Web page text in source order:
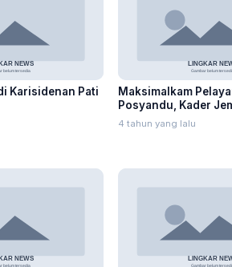
Karisidenan Pati
Maksimalkam
Posyandu, Kader
Rumah Warga
4 tahun yang lalu